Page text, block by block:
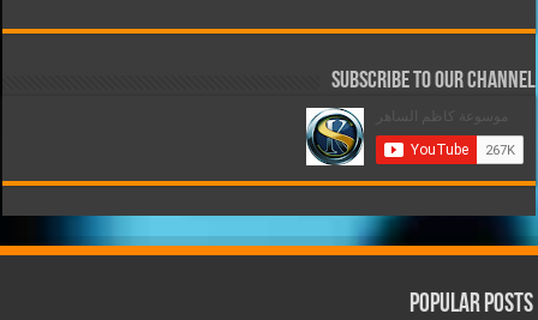
Subscribe to our Channel
Popular Posts